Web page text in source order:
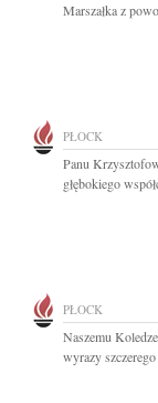
Marszałka z
PŁOCK
Panu
głębokiego
PŁOCK
Naszemu
wyrazy